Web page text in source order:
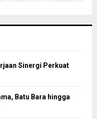
Sinergi Perkuat
Batu Bara hingga